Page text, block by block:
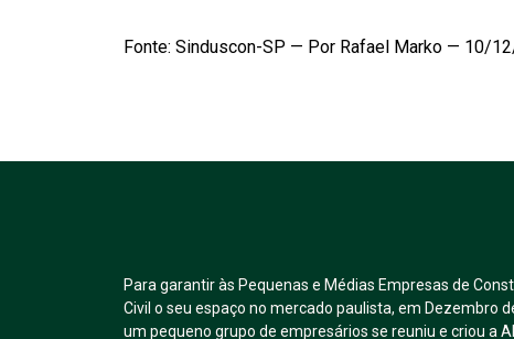
Fonte: Sinduscon-SP — Por Rafael Marko — 10/
Para garantir às Pequenas e Médias Empresas de
Civil o seu espaço no mercado paulista, em Dezembro
um pequeno grupo de empresários se reuniu e criou a